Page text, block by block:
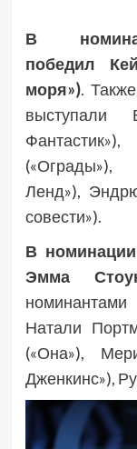
В
победил
моря»).
выступали
Фантастик»),
Ленд»),
совести»).
В
Эмма
Натали
(«Она»),
Дженкинс»),